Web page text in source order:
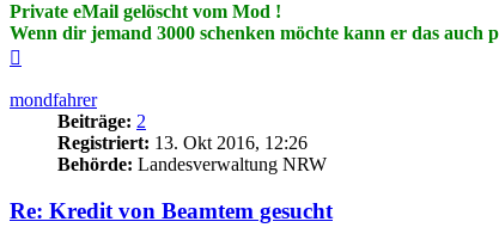
Private eMail gelöscht vom Mod !
Wenn dir jemand 3000 schenken möchte kann er das auch
mondfahrer
Beiträge: 2
Registriert: 13. Okt 2016, 12:26
Behörde: Landesverwaltung NRW
Re: Kredit von Beamtem gesucht